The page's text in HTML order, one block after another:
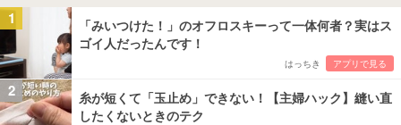
1
「みいつけた！」のオフロスキーって一体何者？実はス
ゴイ人だったんです！
はっちき アプリで見る
2
糸が短くて「玉止め」できない！【主婦ハック】縫い直
したくないときのテク